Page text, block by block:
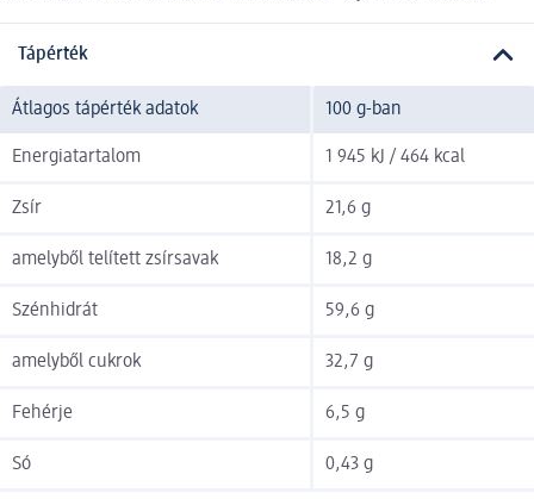
Tápérték
Átlagos tápérték adatok 100 g-ban
Energiatartalom 1 945 kJ / 464 kcal
Zsír 21,6 g
amelyből telített zsírsavak 18,2 g
Szénhidrát 59,6 g
amelyből cukrok 32,7 g
Fehérje 6,5 g
Só 0,43 g